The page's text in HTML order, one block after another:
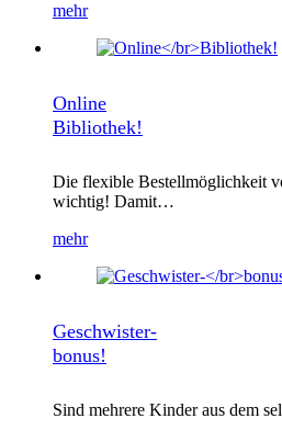
mehr
Online
Bibliothek!
Die flexible Bestellmöglichkeit
wichtig! Damit…
mehr
Geschwister-
bonus!
Sind mehrere Kinder aus dem